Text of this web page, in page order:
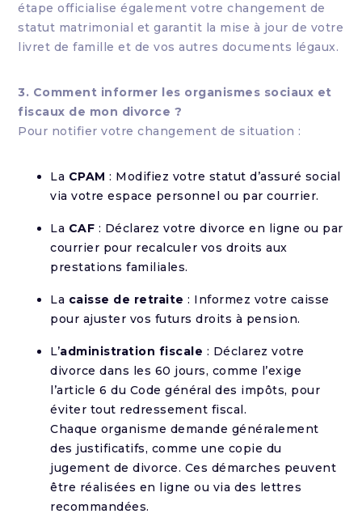
étape officialise également votre changement de
statut matrimonial et garantit la mise à jour de votre
livret de famille et de vos autres documents légaux.
3. Comment informer les organismes sociaux et
fiscaux de mon divorce ?
Pour notifier votre changement de situation :
La CPAM : Modifiez votre statut d’assuré social
via votre espace personnel ou par courrier.
La CAF : Déclarez votre divorce en ligne ou par
courrier pour recalculer vos droits aux
prestations familiales.
La caisse de retraite : Informez votre caisse
pour ajuster vos futurs droits à pension.
L’administration fiscale : Déclarez votre
divorce dans les 60 jours, comme l’exige
l’article 6 du Code général des impôts, pour
éviter tout redressement fiscal.
Chaque organisme demande généralement
des justificatifs, comme une copie du
jugement de divorce. Ces démarches peuvent
être réalisées en ligne ou via des lettres
recommandées.